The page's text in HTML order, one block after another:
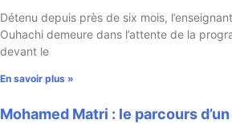
Détenu depuis près de six mois,
Ouhachi demeure dans l’attente de la
devant le
En savoir plus »
Mohamed Matri : le parcours